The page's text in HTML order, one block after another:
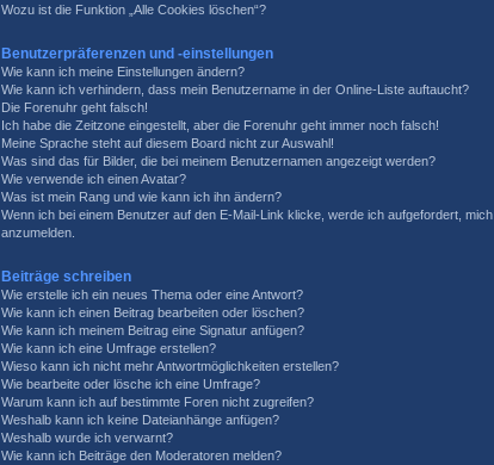
Wozu ist die Funktion „Alle Cookies löschen“?
Benutzerpräferenzen und -einstellungen
Wie kann ich meine Einstellungen ändern?
Wie kann ich verhindern, dass mein Benutzername in der Online-Liste auftaucht?
Die Forenuhr geht falsch!
Ich habe die Zeitzone eingestellt, aber die Forenuhr geht immer noch falsch!
Meine Sprache steht auf diesem Board nicht zur Auswahl!
Was sind das für Bilder, die bei meinem Benutzernamen angezeigt werden?
Wie verwende ich einen Avatar?
Was ist mein Rang und wie kann ich ihn ändern?
Wenn ich bei einem Benutzer auf den E-Mail-Link klicke, werde ich aufgefordert, mich
anzumelden.
Beiträge schreiben
Wie erstelle ich ein neues Thema oder eine Antwort?
Wie kann ich einen Beitrag bearbeiten oder löschen?
Wie kann ich meinem Beitrag eine Signatur anfügen?
Wie kann ich eine Umfrage erstellen?
Wieso kann ich nicht mehr Antwortmöglichkeiten erstellen?
Wie bearbeite oder lösche ich eine Umfrage?
Warum kann ich auf bestimmte Foren nicht zugreifen?
Weshalb kann ich keine Dateianhänge anfügen?
Weshalb wurde ich verwarnt?
Wie kann ich Beiträge den Moderatoren melden?